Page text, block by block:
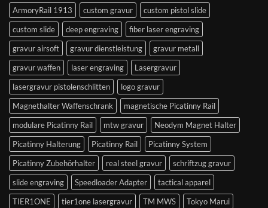
ArmoryRail 1913
custom gravur
custom pistol slide
custom slide
deep engraving
fiber laser engraving
gravur airsoft
gravur dienstleistung
gravur metall
gravur waffen
laser engraving
Lasergravur
lasergravur pistolenschlitten
logo gravur
Magnethalter Waffenschrank
magnetische Picatinny Rail
modulare Picatinny Rail
mtw gravur
Neodym Magnet Halter
Picatinny Halterung
Picatinny Rail
Picatinny System
Picatinny Zubehörhalter
real steel gravur
schriftzug gravur
slide engraving
Speedloader Adapter
tactical apparel
TIER1ONE
tier1one lasergravur TM MWS
Tokyo Marui